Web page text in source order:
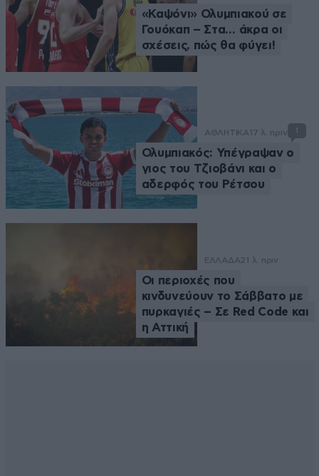
«Καψόνι» Ολυμπιακού σε
Γουόκαπ – Στα… άκρα οι
σχέσεις, πώς θα φύγει!
ΑΘΛΗΤΙΚΑ 17 λ. πριν 1
Ολυμπιακός: Υπέγραψαν ο
γιος του Τζιοβάνι και ο
αδερφός του Ρέτσου
ΕΛΛΑΔΑ21 λ. πριν
Οι περιοχές που
κινδυνεύουν το Σάββατο με
πυρκαγιές – Σε Red Code και
η Αττική